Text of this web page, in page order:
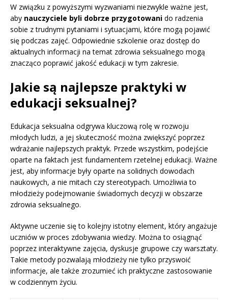
W związku z powyższymi wyzwaniami niezwykle ważne jest,
aby nauczyciele byli dobrze przygotowani do radzenia
sobie z trudnymi pytaniami i sytuacjami, które mogą pojawić
się podczas zajęć. Odpowiednie szkolenie oraz dostęp do
aktualnych informacji na temat zdrowia seksualnego mogą
znacząco poprawić jakość edukacji w tym zakresie.
Jakie są najlepsze praktyki w
edukacji seksualnej?
Edukacja seksualna odgrywa kluczową rolę w rozwoju
młodych ludzi, a jej skuteczność można zwiększyć poprzez
wdrażanie najlepszych praktyk. Przede wszystkim, podejście
oparte na faktach jest fundamentem rzetelnej edukacji. Ważne
jest, aby informacje były oparte na solidnych dowodach
naukowych, a nie mitach czy stereotypach. Umożliwia to
młodzieży podejmowanie świadomych decyzji w obszarze
zdrowia seksualnego.
Aktywne uczenie się to kolejny istotny element, który angażuje
uczniów w proces zdobywania wiedzy. Można to osiągnąć
poprzez interaktywne zajęcia, dyskusje grupowe czy warsztaty.
Takie metody pozwalają młodzieży nie tylko przyswoić
informacje, ale także zrozumieć ich praktyczne zastosowanie
w codziennym życiu.